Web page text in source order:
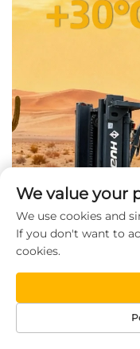
We value your
We use cookies and
If you don't want to
cookies.